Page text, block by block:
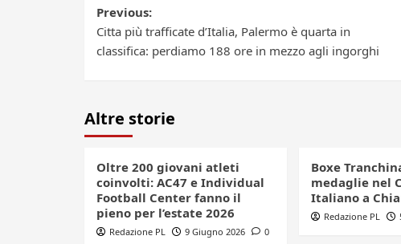
Post
navigation
Previous:
Citta più trafficate d’Italia, Palermo è quarta in
classifica: perdiamo 188 ore in mezzo agli ingorghi
Altre storie
Oltre 200 giovani atleti
coinvolti: AC47 e Individual
Football Center fanno il
pieno per l’estate 2026
Redazione PL 9 Giugno 2026 0
Boxe
medaglie nel
Italiano a
Redazione PL